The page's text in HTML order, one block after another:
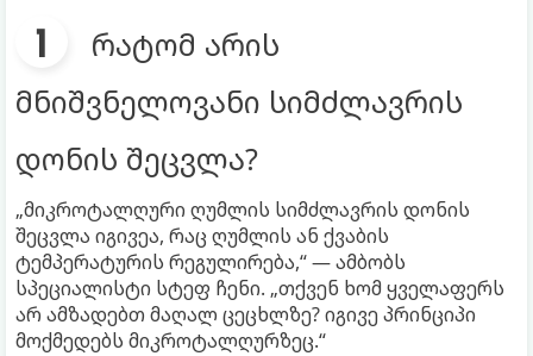
რატომ არის
მნიშვნელოვანი სიმძლავრის
დონის შეცვლა?
„მიკროტალღური ღუმლის სიმძლავრის დონის
შეცვლა იგივეა, რაც ღუმლის ან ქვაბის
ტემპერატურის რეგულირება,“ — ამბობს
სპეციალისტი სტეფ ჩენი. „თქვენ ხომ ყველაფერს
არ ამზადებთ მაღალ ცეცხლზე? იგივე პრინციპი
მოქმედებს მიკროტალღურზეც.“